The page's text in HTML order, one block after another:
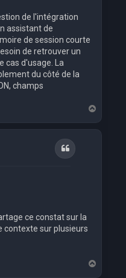
de l'intégration
assistant de
de session courte
de retrouver un
cas d'usage. La
du côté de la
champs
a
u
Citation
ce constat sur la
contexte sur plusieurs
a